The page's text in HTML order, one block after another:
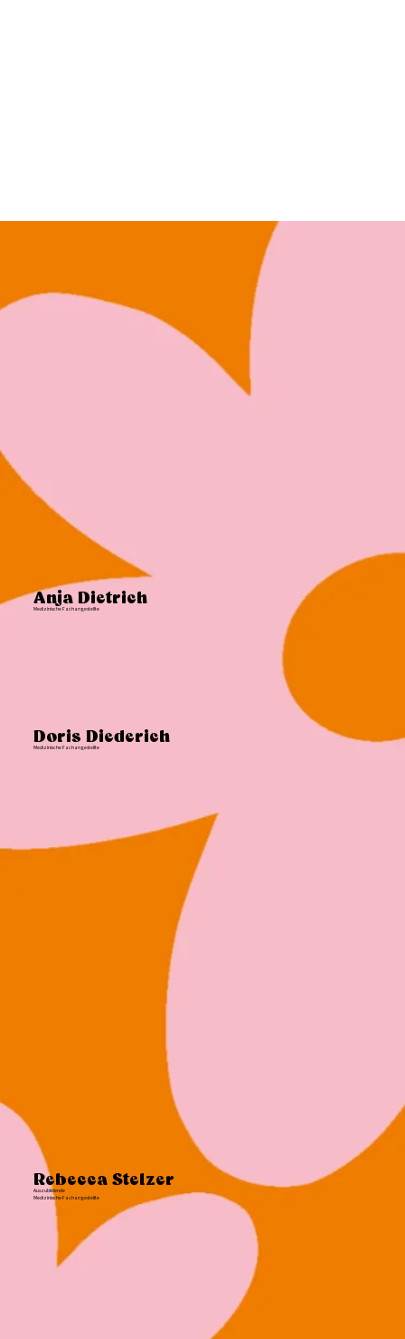
Doris Diederich
Medizinische Fachangestellte
Rebecca Stelzer
Auszubildende
Medizinische Fachangestellte
Anja Dietrich
Medizinische Fachangestellte